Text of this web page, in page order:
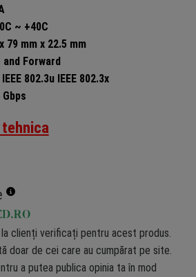
0C ~ +40C
79 mm x 22.5 mm
Forward
IEEE 802.3u IEEE 802.3x
Gbps
clienți verificați pentru acest produs.
doar de cei care au cumpărat pe site.
a putea publica opinia ta în mod